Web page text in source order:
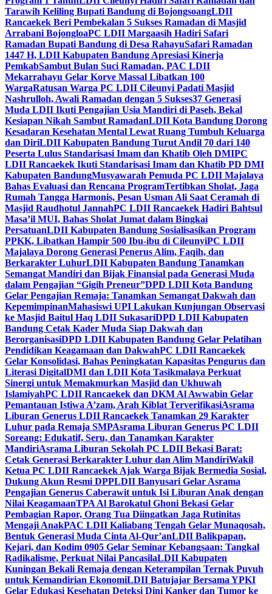
Tarawih Keliling Bupati Bandung di BojongsoangLDII
Rancaekek Beri Pembekalan 5 Sukses Ramadan di Masjid
Arrabani BojongloaPC LDII Margaasih Hadiri Safari
Ramadan Bupati Bandung di Desa RahayuSafari Ramadan
1447 H, LDII Kabupaten Bandung Apresiasi Kinerja
PemkabSambut Bulan Suci Ramadan, PAC LDII
Mekarrahayu Gelar Korve Massal Libatkan 100
WargaRatusan Warga PC LDII Cileunyi Padati Masjid
Nashrulloh, Awali Ramadan dengan 5 Sukses37 Generasi
Muda LDII Ikuti Pengajian Usia Mandiri di Paseh, Bekal
Kesiapan Nikah Sambut RamadanLDII Kota Bandung Dorong
Kesadaran Kesehatan Mental Lewat Ruang Tumbuh Keluarga
dan DiriLDII Kabupaten Bandung Turut Andil 70 dari 140
Peserta Lulus Standarisasi Imam dan Khatib Oleh DMIPC
LDII Rancaekek Ikuti Standarisasi Imam dan Khatib PD DMI
Kabupaten BandungMusyawarah Pemuda PC LDII Majalaya
Bahas Evaluasi dan Rencana ProgramTertibkan Sholat, Jaga
Rumah Tangga Harmonis, Pesan Usman Ali Saat Ceramah di
Masjid Raudhotul JannahPC LDII Rancaekek Hadiri Bahtsul
Masa’il MUI, Bahas Sholat Jumat dalam Bingkai
PersatuanLDII Kabupaten Bandung Sosialisasikan Program
PPKK, Libatkan Hampir 500 Ibu-ibu di CileunyiPC LDII
Majalaya Dorong Generasi Penerus Alim, Faqih, dan
Berkarakter LuhurLDII Kabupaten Bandung Tanamkan
Semangat Mandiri dan Bijak Finansial pada Generasi Muda
dalam Pengajian “Gigih Preneur”DPD LDII Kota Bandung
Gelar Pengajian Remaja: Tanamkan Semangat Dakwah dan
KepemimpinanMahasiswi UPI Lakukan Kunjungan Observasi
ke Masjid Baitul Haq LDII SukasariDPD LDII Kabupaten
Bandung Cetak Kader Muda Siap Dakwah dan
BerorganisasiDPD LDII Kabupaten Bandung Gelar Pelatihan
Pendidikan Keagamaan dan DakwahPC LDII Rancaekek
Gelar Konsolidasi, Bahas Peningkatan Kapasitas Pengurus dan
Literasi DigitalDMI dan LDII Kota Tasikmalaya Perkuat
Sinergi untuk Memakmurkan Masjid dan Ukhuwah
IslamiyahPC LDII Rancaekek dan DKM Al Awwabin Gelar
Pemantauan Istiwa A’zam, Arah Kiblat TerverifikasiAsrama
Liburan Generus LDII Rancaekek Tanamkan 29 Karakter
Luhur pada Remaja SMPAsrama Liburan Generus PC LDII
Soreang: Edukatif, Seru, dan Tanamkan Karakter
MandiriAsrama Liburan Sekolah PC LDII Bekasi Barat:
Cetak Generasi Berkarakter Luhur dan Alim MandiriWakil
Ketua PC LDII Rancaekek Ajak Warga Bijak Bermedia Sosial,
Dukung Akun Resmi DPPLDII Banyusari Gelar Asrama
Pengajian Generus Caberawit untuk Isi Liburan Anak dengan
Nilai KeagamaanTPA Al Barokatul Ghoni Bekasi Gelar
Pembagian Rapor, Orang Tua Diingatkan Jaga Rutinitas
Mengaji AnakPAC LDII Kaliabang Tengah Gelar Munaqosah,
Bentuk Generasi Muda Cinta Al-Qur’anLDII Balikpapan,
Kejari, dan Kodim 0905 Gelar Seminar Kebangsaan: Tangkal
Radikalisme, Perkuat Nilai PancasilaLDII Kabupaten
Kuningan Bekali Remaja dengan Keterampilan Ternak Puyuh
untuk Kemandirian EkonomiLDII Batujajar Bersama YPKI
Gelar Edukasi Kesehatan Deteksi Dini Kanker dan Tumor ke